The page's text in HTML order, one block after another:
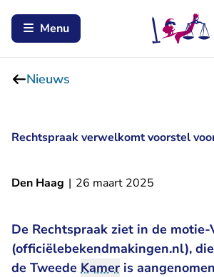
Menu
Nieuws
Rechtspraak verwelkomt voorstel
Den Haag | 26 maart 2025
De Rechtspraak ziet in de motie-
(officiëlebekendmakingen.nl)- U
,
de Tweede Kamer is